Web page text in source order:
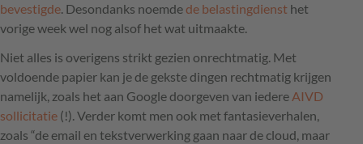
bevestigde. Desondanks noemdede belastingdienst het
vorige week wel nog alsof het wat uitmaakte.
Niet alles is overigens strikt gezien onrechtmatig. Met
voldoende papier kan je de gekste dingen rechtmatig krijgen
namelijk, zoals het aan Google doorgeven van iedere AIVD
sollicitatie (!). Verder komt men ook met fantasieverhalen,
zoals “de email en tekstverwerking gaan naar de cloud, maar